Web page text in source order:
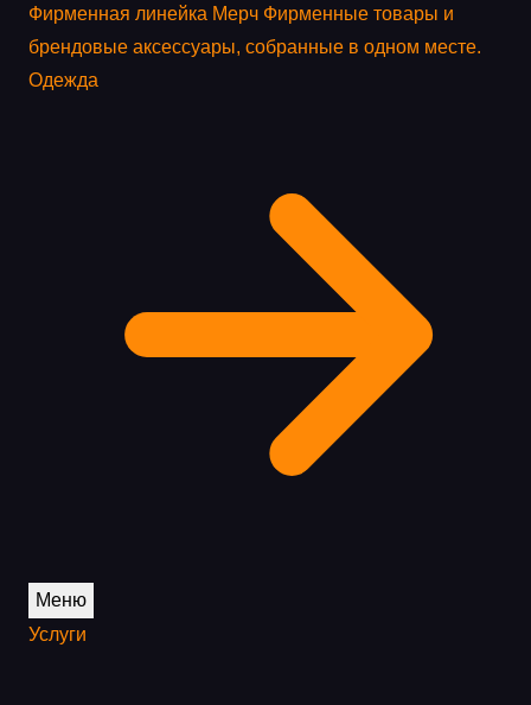
Фирменная линейка Мерч Фирменные товары и
брендовые аксессуары, собранные в одном месте.
Одежда
Меню
Услуги